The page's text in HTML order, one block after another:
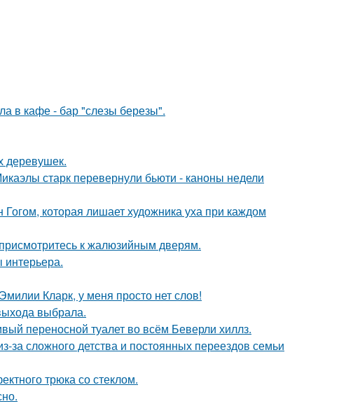
в кафе - бар "слезы березы".
деревушек.
старк перевернули бьюти - каноны недели
которая лишает художника уха при каждом
к жалюзийным дверям.
интерьера.
Кларк, у меня просто нет слов!
выбрала.
переносной туалет во всём Беверли хиллз.
за сложного детства и постоянных переездов семьи
трюка со стеклом.